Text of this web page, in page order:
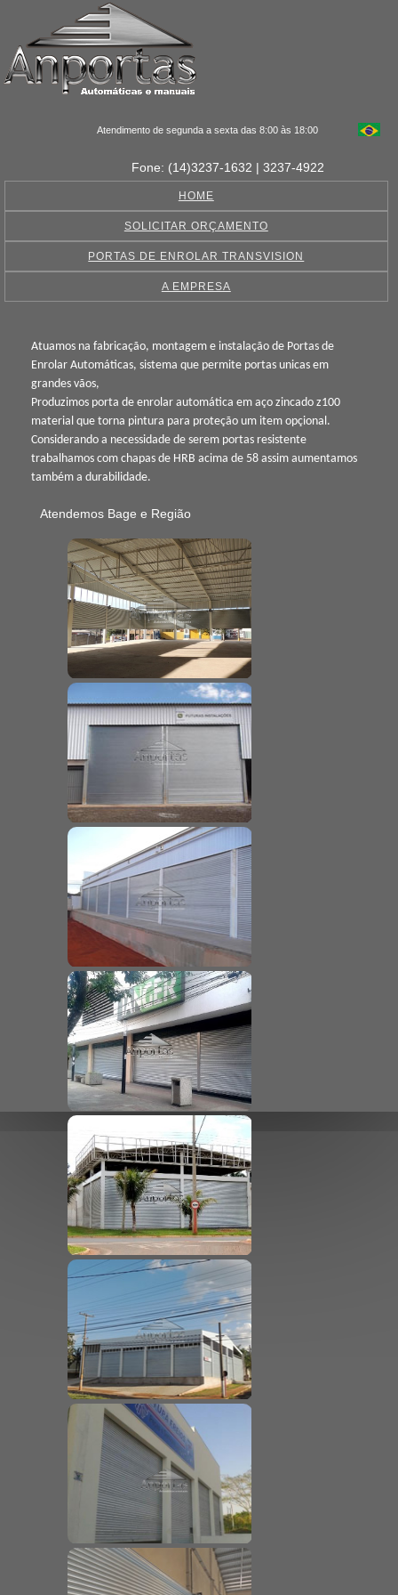
Atendimento de segunda a sexta das 8:00 às 18:00
Fone: (14)3237-1632 | 3237-4922
HOME
SOLICITAR ORÇAMENTO
PORTAS DE ENROLAR TRANSVISION
A EMPRESA
Atuamos na fabricação, montagem e instalação de Portas de
Enrolar Automáticas, sistema que permite portas unicas em
grandes vãos,
Produzimos porta de enrolar automática em aço zincado z100
material que torna pintura para proteção um item opçional.
Considerando a necessidade de serem portas resistente
trabalhamos com chapas de HRB acima de 58 assim aumentamos
também a durabilidade.
Atendemos Bage e Região